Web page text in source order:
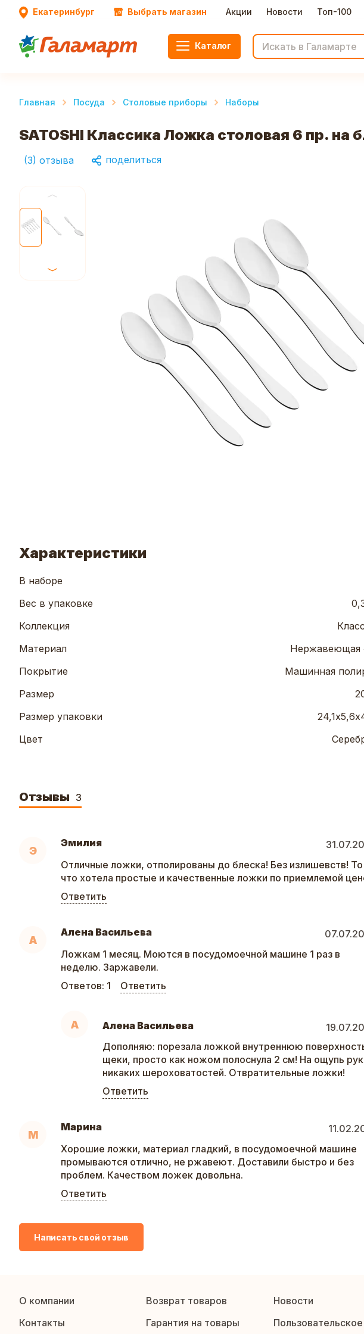
Екатеринбург Выбрать магазин Акции Новости Топ-100
Каталог
Главная Посуда Столовые приборы Наборы
SATOSHI Классика Ложка столовая 6 пр. на
(3) отзыва поделиться
Характеристики
В наборе
Вес в упаковке
Коллекция
Материал
Нержавеющая
Покрытие
Машинная
Размер
Размер упаковки
Цвет
Отзывы 3
Э
Эмилия
Отличные ложки, отполированы до блеска! Без излишевств! То
что хотела простые и качественные ложки по приемлемой
Ответить
А
Алена Васильева
Ложкам 1 месяц. Моются в посудомоечной машине 1 раз в
неделю. Заржавели.
Ответов: 1 Ответить
А Алена Васильева
Дополняю: порезала ложкой внутреннюю
щеки, просто как ножом полоснула 2 см! На ощупь
никаких шероховатостей. Отвратительные ложки!
Ответить
М
Марина
Хорошие ложки, материал гладкий, в посудомоечной машине
промываются отлично, не ржавеют. Доставили быстро и без
проблем. Качеством ложек довольна.
Ответить
Написать свой отзыв
О компании Возврат товаров
Новости
Контакты
Гарантия на товары
Пользовательское